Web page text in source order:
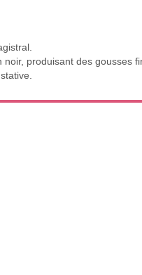
produisant des gousses